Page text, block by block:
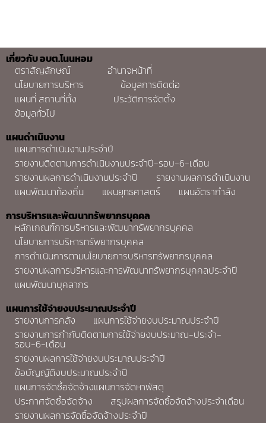
เกี่ยวกับ อบต.โนนหอม
ตราสัญลักษณ์
อำนาจหน้าที่
นโยบายการบริหาร
ข้อมูลการติดต่อ
แผนที่ สถานที่ตั้ง
ประวัติการจัดตั้ง
ข้อมูลทั่วไป
แผนดำเนินงาน
แผนการดำเนินงานประจำปี
รายงานติดตามการดำเนินงานประจำปี-รอบ-6-เดือน
รายงานผลการดำเนินงานประจำปี
รายงานผลการดำเนินงาน
แผนพัฒนาท้องถิ่น
แผนยุทธศาสตร์
แผนอัตรากำลัง
การบริหารและพัฒนาทรัพยากรบุคคล
หลักเกณฑ์การบริหารและพัฒนาทรัพยากรบุคคล
นโยบายการบริหารทรัพยากรบุคคล
การดำเนินการตามนโยบายการบริหารทรัพยากรบุคคล
รายงานผลการบริหารและการพัฒนาทรัพยากรบุคคลประจำปี
แผนพัฒนาบุคลากร
แผนการใช้จ่ายงบประมาณประจำปี
รายงานการคลัง
แผนการใช้จ่ายงบประมาณประจำปี
รายงานการกำกับติดตามการใช้จ่ายงบประมาณ-ประจำ-
รอบ-6-เดือน
รายงานผลการใช้จ่ายงบประมาณประจำปี
ข้อบัญญัติงบประมาณประจำปี
แผนการจัดซื้อจัดจ้างแผนการจัดหาพัสดุ
ประกาศจัดซื้อจัดจ้าง
สรุปผลการจัดซื้อจัดจ้างประจำเดือน
รายงานผลการจัดซื้อจัดจ้างประจำปี